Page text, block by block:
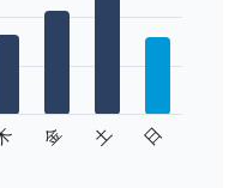
金 土 日